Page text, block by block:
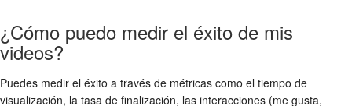
¿Cómo puedo medir el éxito de mis
videos?
Puedes medir el éxito a través de métricas como el tiempo de
visualización, la tasa de finalización, las interacciones (me gusta,